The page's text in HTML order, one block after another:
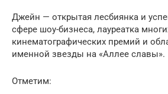
Джейн — открытая лесбиянка и
сфере шоу-бизнеса, лауреатка
кинематографических премий и
именной звезды на «Аллее славы».
Отметим: